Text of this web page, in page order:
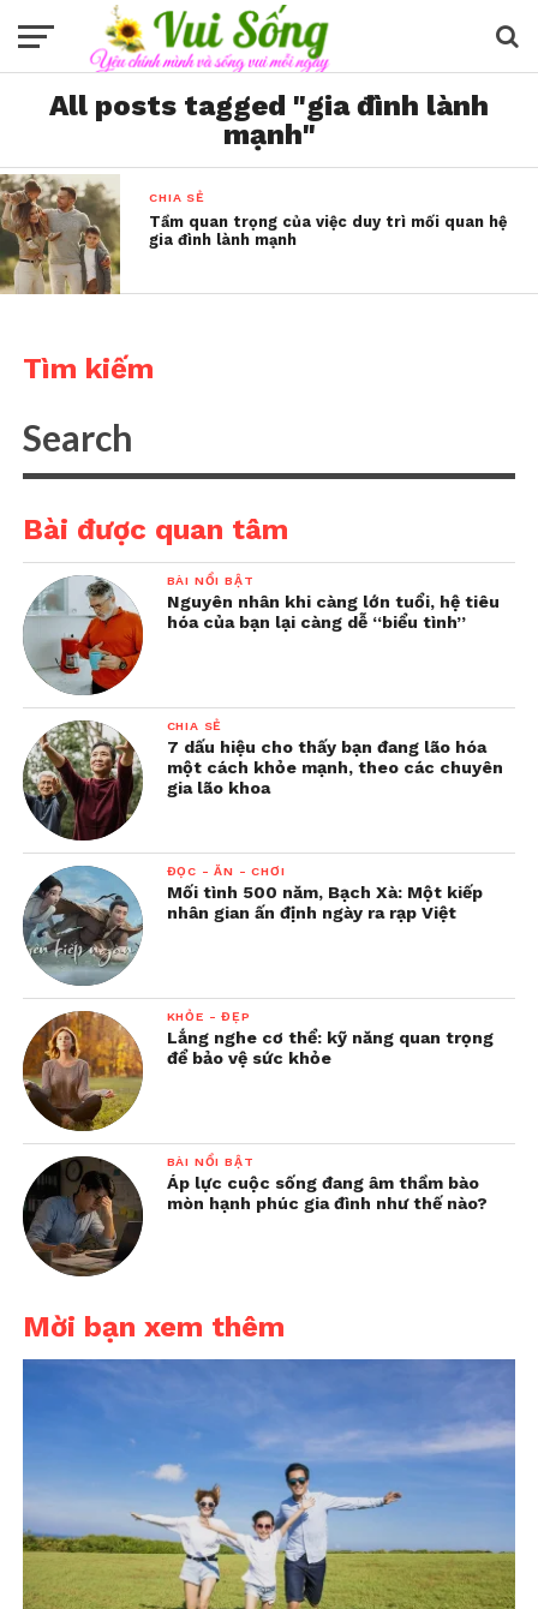
All posts tagged "gia đình lành
mạnh"
CHIA SẺ
Tầm quan trọng của việc duy trì mối quan hệ
gia đình lành mạnh
Tìm kiếm
Bài được quan tâm
BÀI NỔI BẬT
Nguyên nhân khi càng lớn tuổi, hệ tiêu
hóa của bạn lại càng dễ “biểu tình”
CHIA SẺ
7 dấu hiệu cho thấy bạn đang lão hóa
một cách khỏe mạnh, theo các chuyên
gia lão khoa
ĐỌC - ĂN - CHƠI
Mối tình 500 năm, Bạch Xà: Một kiếp
nhân gian ấn định ngày ra rạp Việt
KHỎE - ĐẸP
Lắng nghe cơ thể: kỹ năng quan trọng
để bảo vệ sức khỏe
BÀI NỔI BẬT
Áp lực cuộc sống đang âm thầm bào
mòn hạnh phúc gia đình như thế nào?
Mời bạn xem thêm